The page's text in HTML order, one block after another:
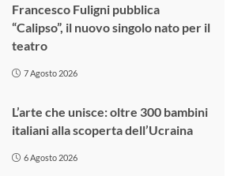
Francesco Fuligni pubblica
“Calipso”, il nuovo singolo nato per il
teatro
7 Agosto 2026
L’arte che unisce: oltre 300 bambini
italiani alla scoperta dell’Ucraina
6 Agosto 2026